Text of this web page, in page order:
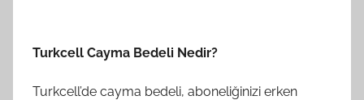
Turkcell Cayma Bedeli Nedir?
Turkcell’de cayma bedeli, aboneliğinizi erken